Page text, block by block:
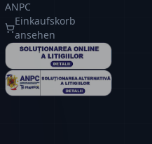
ANPC
Einkaufskorb
ansehen